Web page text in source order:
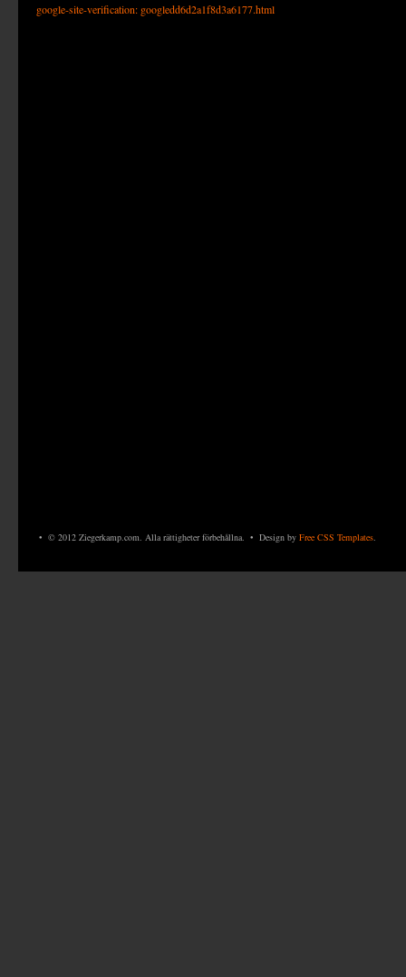
google-site-verification: googledd6d2a1f8d3a6177.html
• © 2012 Ziegerkamp.com. Alla rättigheter förbehållna. • Design by Free CSS Templates.